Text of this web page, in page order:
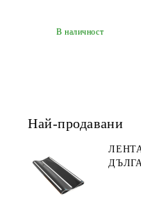
В наличност
Най-продавани